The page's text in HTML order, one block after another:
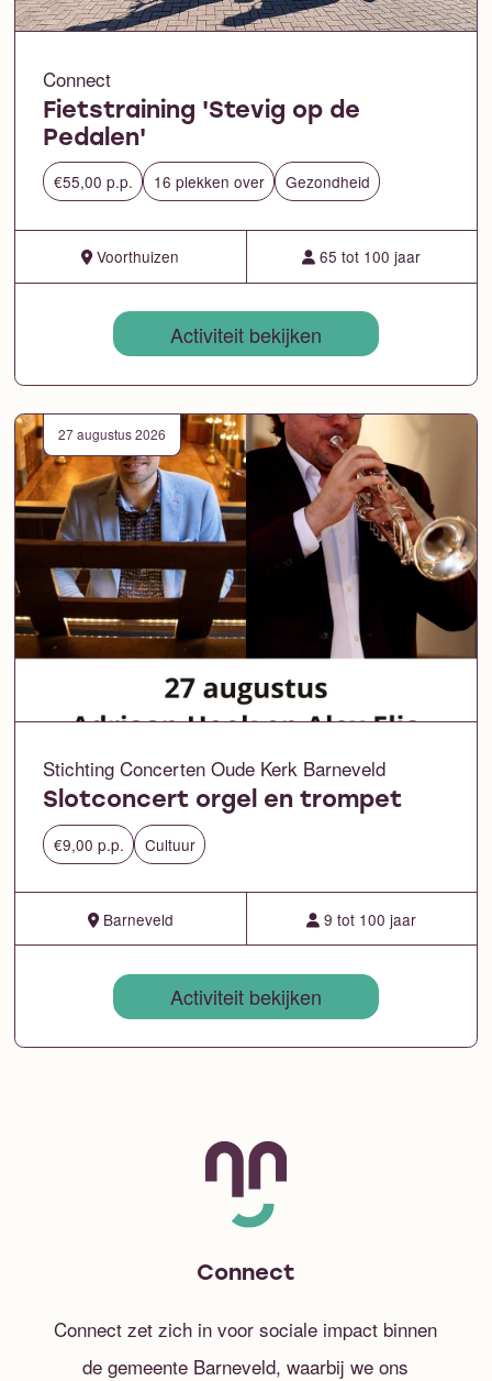
Connect
Fietstraining 'Stevig op de
Pedalen'
€55,00 p.p. 16 plekken over Gezondheid
Voorthuizen 65 tot 100 jaar
Activiteit bekijken
27 augustus 2026
Stichting Concerten Oude Kerk Barneveld
Slotconcert orgel en trompet
€9,00 p.p. Cultuur
Barneveld 9 tot 100 jaar
Activiteit bekijken
Connect
Connect zet zich in voor sociale impact binnen
de gemeente Barneveld, waarbij we ons